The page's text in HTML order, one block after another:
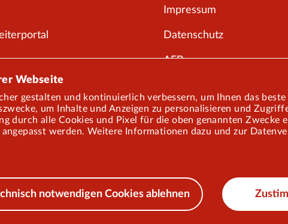
Webseite
gestalten und kontinuierlich verbessern, um Ihnen das
um Inhalte und Anzeigen zu personalisieren und
durch alle Cookies und Pixel für die oben genannten
werden. Weitere Informationen dazu und zur
notwendigen Cookies ablehnen
Impressum
Datenschutz
AEB